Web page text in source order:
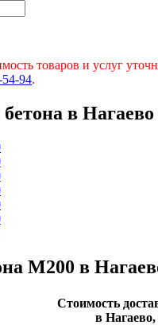
товаров и услуг
94.
в Нагаево
М200 в
Стоимость
в Нагаево,